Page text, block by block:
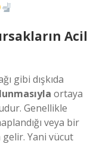
Acil
gibi dışkıda
ortaya
Genellikle
veya bir
gelir. Yani vücut